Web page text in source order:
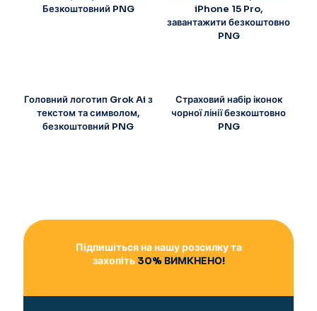
Безкоштовний PNG
iPhone 15 Pro,
завантажити безкоштовно
PNG
Головний логотип Grok Ai з
текстом та символом,
безкоштовний PNG
Страховий набір іконок
чорної лінії безкоштовно
PNG
Підпишіться на нашу розсилку та
захопіть30% ВИМКНЕНО!